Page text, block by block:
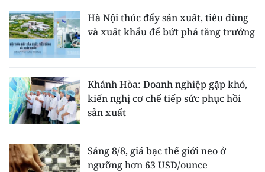
Hà Nội thúc đẩy sản xuất, tiêu dùng
và xuất khẩu để bứt phá tăng trưởng
Khánh Hòa: Doanh nghiệp gặp khó,
kiến nghị cơ chế tiếp sức phục hồi
sản xuất
Sáng 8/8, giá bạc thế giới neo ở
ngưỡng hơn 63 USD/ounce